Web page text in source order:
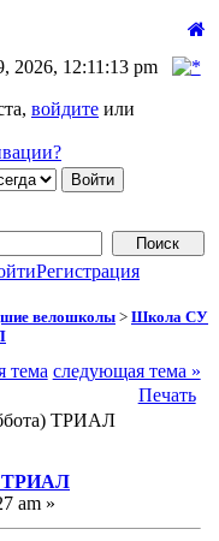
2026, 12:11:13 pm
войдите или
Регистрация
велошколы > Школа СУ
тема следующая тема »
Печать
ТРИАЛ
ТРИАЛ
am »